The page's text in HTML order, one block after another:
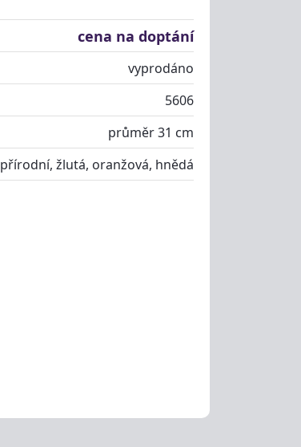
cena na doptání
vyprodáno
5606
průměr 31 cm
přírodní, žlutá, oranžová, hnědá